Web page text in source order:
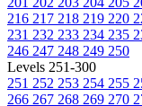
216 217 218 219 220
231 232 233 234 235
246 247 248 249 250
Levels 251-300
251 252 253 254 255
266 267 268 269 270